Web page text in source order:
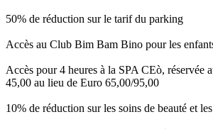
50% de réduction sur le tarif du parking
Accès au Club Bim Bam Bino pour les
Accès pour 4 heures à la SPA CEò, réservée
45,00 au lieu de Euro 65,00/95,00
10% de réduction sur les soins de beauté et